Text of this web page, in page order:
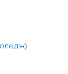
Америка і